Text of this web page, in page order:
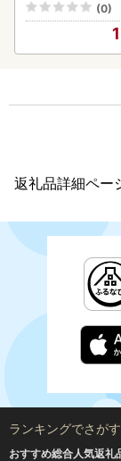
(0)
返礼品詳細ペー
ランキングでさがす
おすすめ総合人気返礼